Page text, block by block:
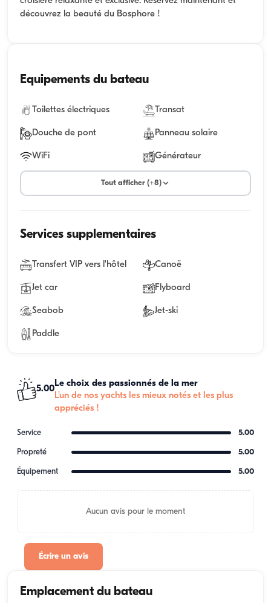
découvrez la beauté du Bosphore !
Equipements du bateau
Toilettes électriques Transat
Douche de pont Panneau solaire
WiFi Générateur
Tout afficher (+8)
Services supplementaires
Transfert VIP vers l'hôtel Canoë
Jet car Flyboard
Seabob Jet-ski
Paddle
5.00
Le choix des passionnés de la mer
L'un de nos yachts les mieux notés et les plus
appréciés !
Service 5.00
Propreté 5.00
Équipement 5.00
Aucun avis pour le moment
Écrire un avis
Emplacement du bateau